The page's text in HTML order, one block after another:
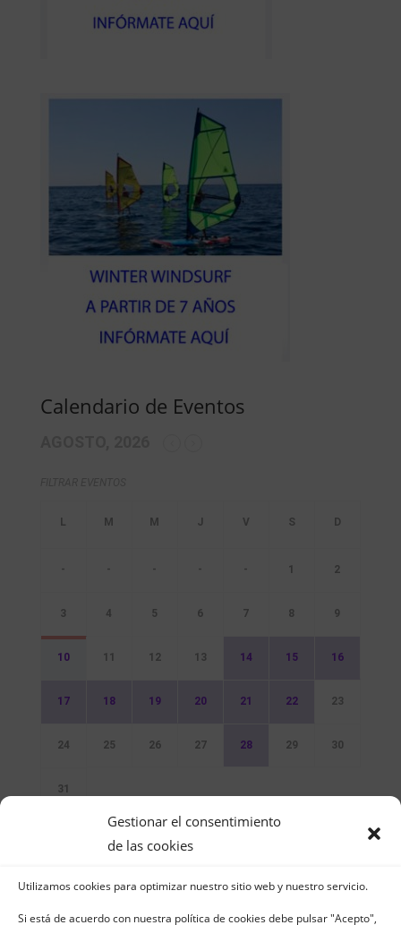
Gestionar el consentimiento
de las cookies
Utilizamos cookies para optimizar nuestro sitio web y nuestro servicio.
Si está de acuerdo con nuestra política de cookies debe pulsar "Acepto",
Calendario de Eventos
- - - - - 1 2
3 4 5 6 7 8 9
10 11 12 13 14 15 16
17 18 19 20 21 22 23
24 25 26 27 28 29 30
31
Sin Eventos